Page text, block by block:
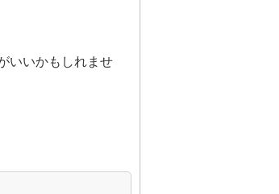
いいかもしれませ